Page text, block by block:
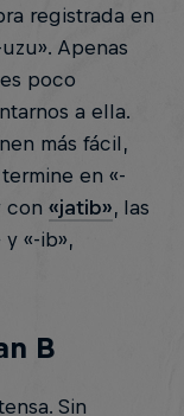
registrada en
Apenas
poco
a ella.
más fácil,
en «-
con «jatib», las
«-ib»,
B
Sin